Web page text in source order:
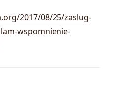
2017/08/25/zaslug-
wspomnienie-